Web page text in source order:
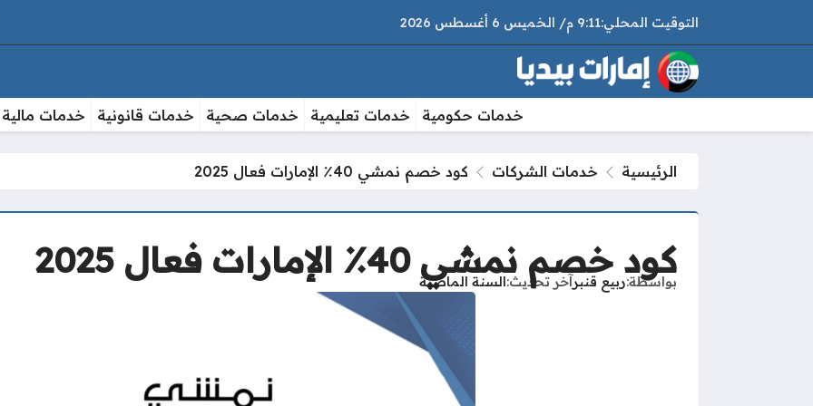
9:11 م الخميس 6 أغسطس 2026
خدمات حكومية خدمات تعليمية خدمات صحية خدمات قانونية خدمات مالية
الرئيسية خدمات الشركات كود خصم نمشي 40٪ الإمارات فعال 2025
كود خصم نمشي 40٪ الإمارات فعال 2025
بواسطة ربيع قنبرآخر تحديث السنة الماضية